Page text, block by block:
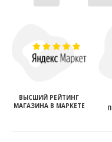
ВЫСШИЙ РЕЙТИНГ
МАГАЗИНА В МАРКЕТЕ